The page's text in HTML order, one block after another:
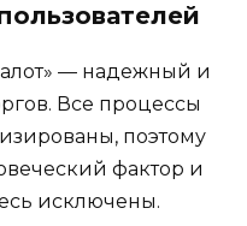
— надежный и
Все процессы
поэтому
фактор и
исключены.